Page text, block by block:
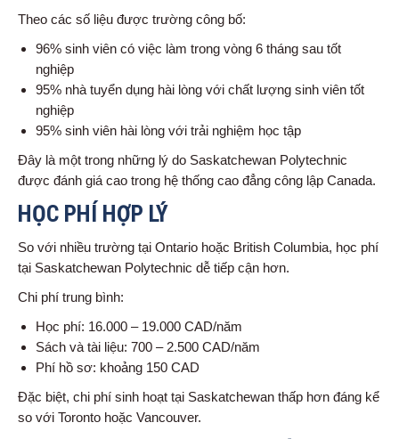
Theo các số liệu được trường công bố:
96% sinh viên có việc làm trong vòng 6 tháng sau tốt
nghiệp
95% nhà tuyển dụng hài lòng với chất lượng sinh viên tốt
nghiệp
95% sinh viên hài lòng với trải nghiệm học tập
Đây là một trong những lý do Saskatchewan Polytechnic
được đánh giá cao trong hệ thống cao đẳng công lập Canada.
HỌC PHÍ HỢP LÝ
So với nhiều trường tại Ontario hoặc British Columbia, học phí
tại Saskatchewan Polytechnic dễ tiếp cận hơn.
Chi phí trung bình:
Học phí: 16.000 – 19.000 CAD/năm
Sách và tài liệu: 700 – 2.500 CAD/năm
Phí hồ sơ: khoảng 150 CAD
Đặc biệt, chi phí sinh hoạt tại Saskatchewan thấp hơn đáng kể
so với Toronto hoặc Vancouver.